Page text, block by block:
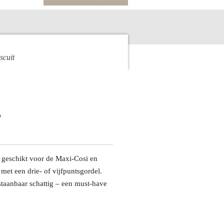
voor de Maxi-Cosi en
een drie- of vijfpuntsgordel.
schattig – een must-have